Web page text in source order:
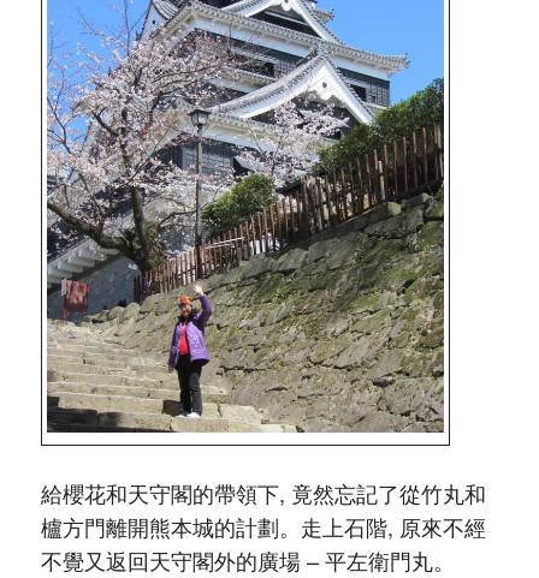
給櫻花和天守閣的帶領下, 竟然忘記了從竹丸和
櫨方門離開熊本城的計劃。走上石階, 原來不經
不覺又返回天守閣外的廣場 – 平左衛門丸。